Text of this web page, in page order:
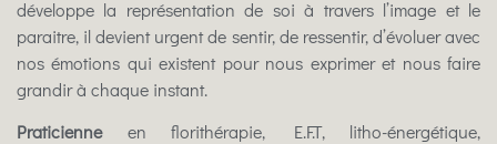
développe la représentation de soi à travers l’image et le
paraitre, il devient urgent de sentir, de ressentir, d’évoluer avec
nos émotions qui existent pour nous exprimer et nous faire
grandir à chaque instant.
Praticienne en florithérapie, E.F.T, litho-énergétique,